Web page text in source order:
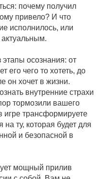
почему получил
привело? И что
исполнилось, или
этапы осознания: от
его чего то хотеть, до
он хочет в жизни.
внутренние страхи
тормозили вашего
игре трансформируете
ту, которая будет для
и безопасной в
мощный прилив